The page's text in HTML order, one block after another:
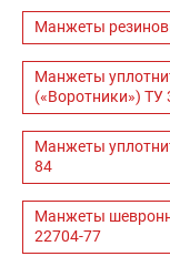
Манжеты
Манжеты
(«Воротники») ТУ
Манжеты
84
Манжеты
22704-77